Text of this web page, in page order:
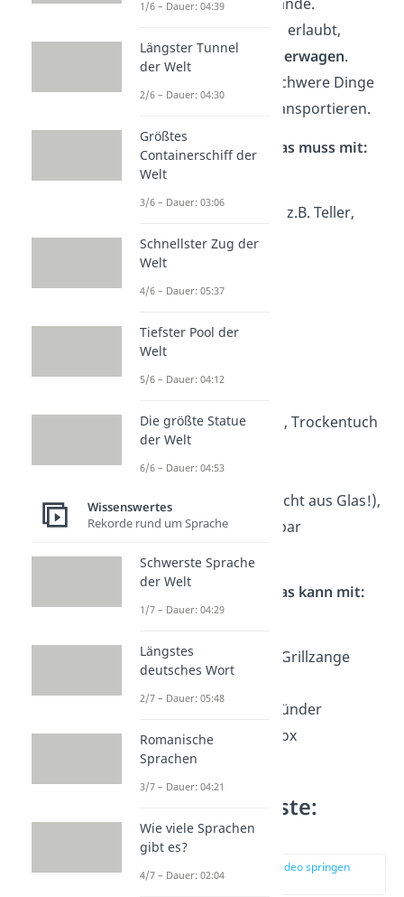
tragbare Gegenstände.
Wenn möglich und erlaubt,
benutze einen
Bollerwagen.
Damit kannst du schwere Dinge
(z.B. einen Grill) transportieren.
Kochen & Grillen — Das muss mit:
Camping-Geschirr, z.B. Teller,
Schalen
Campingkocher
Dosenöffner
Servietten
Schwamm, Lappen, Trockentuch
Müllsäcke
Töpfe, Pfannen
Wasserkanister (nicht aus Glas!),
wenn möglich faltbar
Becher
Kochen & Grillen — Das kann mit:
Grill-Geschirr, z.B. Grillzange
Grillkohle, Grillanzünder
Kühltasche/ Kühlbox
Festival Packliste:
Kleidung
zur Stelle im Video springen
(02:15)
1/6 – Dauer: 04:39
Längster Tunnel
der Welt
2/6 – Dauer: 04:30
Größtes
Containerschiff der
Welt
3/6 – Dauer: 03:06
Schnellster Zug der
Welt
4/6 – Dauer: 05:37
Tiefster Pool der
Welt
5/6 – Dauer: 04:12
Die größte Statue
der Welt
6/6 – Dauer: 04:53
Wissenswertes
Rekorde rund um Sprache
Schwerste Sprache
der Welt
1/7 – Dauer: 04:29
Längstes
deutsches Wort
2/7 – Dauer: 05:48
Romanische
Sprachen
3/7 – Dauer: 04:21
Wie viele Sprachen
gibt es?
4/7 – Dauer: 02:04